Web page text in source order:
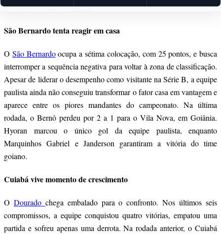
Standings provided bySofascore
São Bernardo tenta reagir em casa
O São Bernardoocupa a sétima colocação, com 25 pontos, e busca
interromper a sequência negativa para voltar à zona de classificação.
Apesar de liderar o desempenho como visitante na Série B, a equipe
paulista ainda não conseguiu transformar o fator casa em vantagem e
aparece entre os piores mandantes do campeonato. Na última
rodada, o Bernô perdeu por 2 a 1 para o Vila Nova, em Goiânia.
Hyoran marcou o único gol da equipe paulista, enquanto
Marquinhos Gabriel e Janderson garantiram a vitória do time
goiano.
Cuiabá vive momento de crescimento
O Dourado chega embalado para o confronto. Nos últimos seis
compromissos, a equipe conquistou quatro vitórias, empatou uma
partida e sofreu apenas uma derrota. Na rodada anterior, o Cuiabá